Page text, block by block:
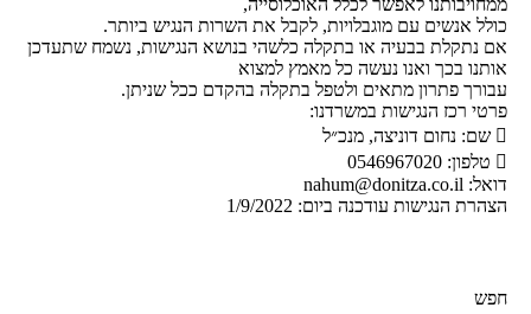
ממחויבותנו לאפשר לכלל האוכלוסייה,
כולל אנשים עם מוגבלויות, לקבל את השרות הנגיש ביותר.
אם נתקלת בבעיה או בתקלה כלשהי בנושא הנגישות, נשמח שתעדכן
אותנו בכך ואנו נעשה כל מאמץ למצוא
עבורך פתרון מתאים ולטפל בתקלה בהקדם ככל שניתן.
פרטי רכז הנגישות במשרדנו:
 שם: נחום דוניצה, מנכ״ל
 טלפון: 0546967020
דואל: nahum@donitza.co.il
הצהרת הנגישות עודכנה ביום: 1/9/2022
חפש